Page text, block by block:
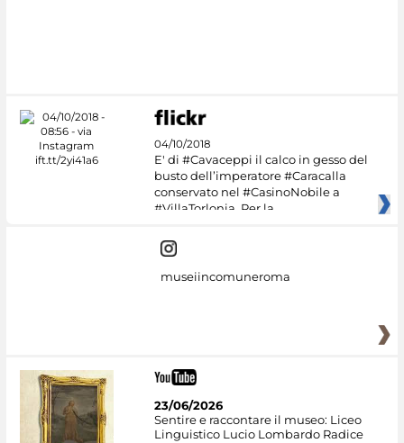
04/10/2018
E' di #Cavaceppi il calco in gesso del
busto dell’imperatore #Caracalla
conservato nel #CasinoNobile a
#VillaTorlonia. Per la
museiincomuneroma
23/06/2026
Sentire e raccontare il museo: Liceo
Linguistico Lucio Lombardo Radice